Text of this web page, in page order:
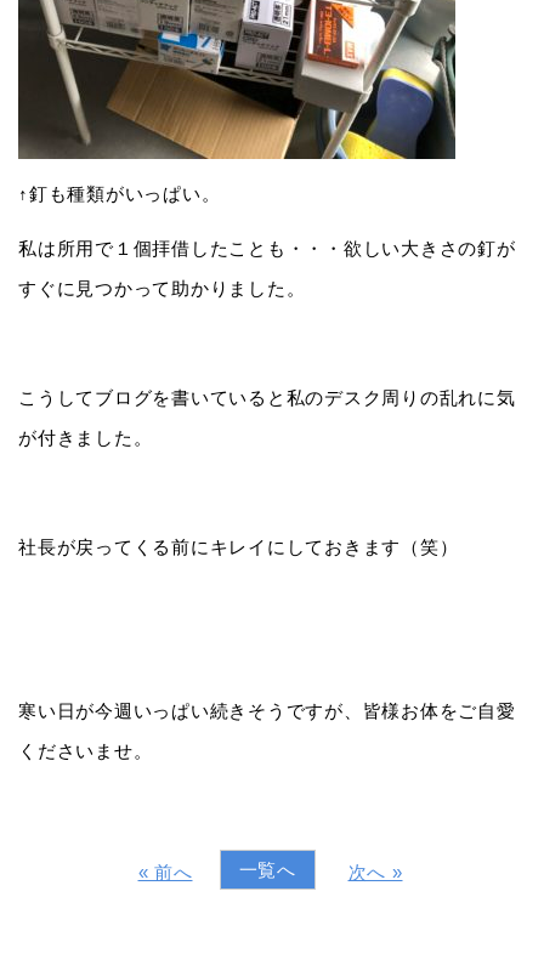
↑釘も種類がいっぱい。
私は所用で１個拝借したことも・・・欲しい大きさの釘が
すぐに見つかって助かりました。
こうしてブログを書いていると私のデスク周りの乱れに気
が付きました。
社長が戻ってくる前にキレイにしておきます（笑）
寒い日が今週いっぱい続きそうですが、皆様お体をご自愛
くださいませ。
« 前へ 一覧へ 次へ »